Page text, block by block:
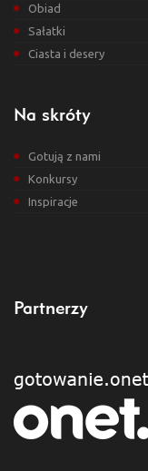
Obiad
Sałatki
Ciasta i desery
Na skróty
Gotują z nami
Konkursy
Inspiracje
Partnerzy